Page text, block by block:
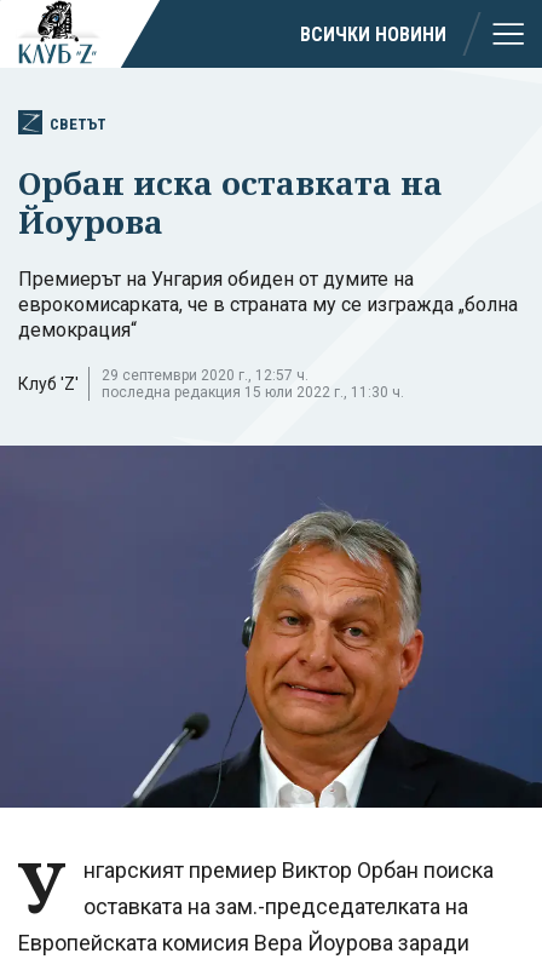
ВСИЧКИ НОВИНИ
СВЕТЪТ
Орбан иска оставката на
Йоурова
Премиерът на Унгария обиден от думите на
еврокомисарката, че в страната му се изгражда „болна
демокрация“
Клуб 'Z'
29 септември 2020 г., 12:57 ч.
последна редакция 15 юли 2022 г., 11:30 ч.
У
нгарският премиер Виктор Орбан поиска
оставката на зам.-председателката на
Европейската комисия Вера Йоурова заради